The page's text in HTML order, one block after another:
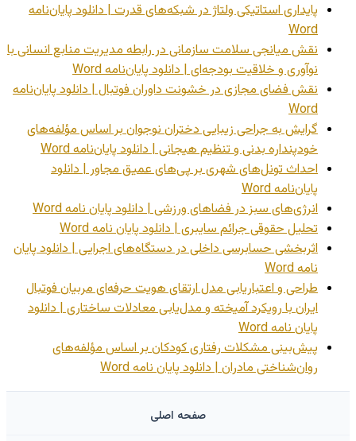
پایداری استاتیکی ولتاژ در شبکه‌های قدرت | دانلود پایان‌نامه
Word
نقش میانجی سلامت سازمانی در رابطه مدیریت منابع انسانی با
نوآوری و خلاقیت بودجه‌ای | دانلود پایان‌نامه Word
نقش فضای مجازی در خشونت داوران فوتبال | دانلود پایان‌نامه
Word
گرایش به جراحی زیبایی دختران نوجوان بر اساس مؤلفه‌های
خودپنداره بدنی و تنظیم هیجانی | دانلود پایان‌نامه Word
احداث تونل‌های شهری بر پی‌های عمیق مجاور | دانلود
پایان‌نامه Word
انرژی‌های سبز در فضاهای ورزشی | دانلود پایان نامه Word
تحلیل حقوقی جرائم سایبری | دانلود پایان نامه Word
اثربخشی حسابرسی داخلی در دستگاه‌های اجرایی | دانلود پایان
نامه Word
طراحی و اعتباریابی مدل ارتقای هویت حرفه‌ای مربیان فوتبال
ایران با رویکرد آمیخته و مدل‌یابی معادلات ساختاری | دانلود
پایان نامه Word
پیش‌بینی مشکلات رفتاری کودکان بر اساس مؤلفه‌های
روان‌شناختی مادران | دانلود پایان نامه Word
صفحه اصلی